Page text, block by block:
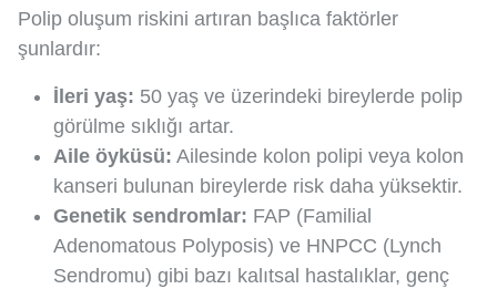
Polip oluşum riskini artıran başlıca faktörler
şunlardır:
İleri yaş: 50 yaş ve üzerindeki bireylerde polip
görülme sıklığı artar.
Aile öyküsü: Ailesinde kolon polipi veya kolon
kanseri bulunan bireylerde risk daha yüksektir.
Genetik sendromlar: FAP (Familial
Adenomatous Polyposis) ve HNPCC (Lynch
Sendromu) gibi bazı kalıtsal hastalıklar, genç